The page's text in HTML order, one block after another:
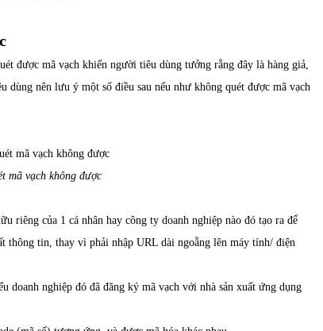
được mã vạch khiến người tiêu dùng tưởng rằng đây là hàng giả,
nên lưu ý một số điều sau nếu như không quét được mã vạch
mã vạch không được
riêng của 1 cá nhân hay công ty doanh nghiệp nào đó tạo ra để
tin, thay vì phải nhập URL dài ngoằng lên máy tính/ điện
nghiệp đó đã đăng ký mã vạch với nhà sản xuất ứng dụng